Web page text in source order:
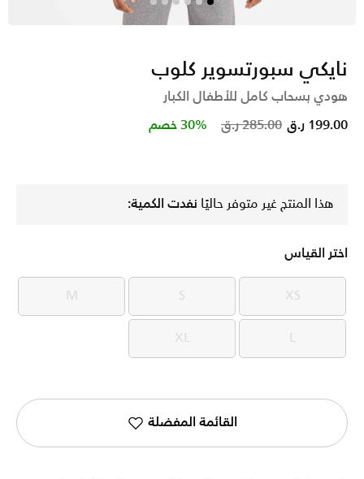
نايكي سبورتسوير كلوب
هودي بسحاب كامل للأطفال الكبار
Price reduced from
285.00 ر.ق to 199.00 ر.ق 30% خصم
هذا المنتج غير متوفر حاليًا نفدت الكمية:
اختر القياس
XS
XS
S
S
M
M
L
L
XL
XL
القائمة المفضلة